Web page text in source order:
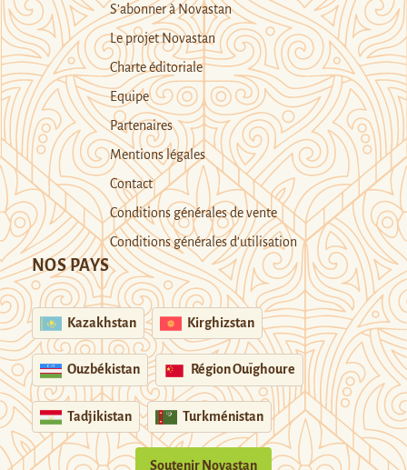
S’abonner à Novastan
Le projet Novastan
Charte éditoriale
Equipe
Partenaires
Mentions légales
Contact
Conditions générales de vente
Conditions générales d’utilisation
NOS PAYS
Kazakhstan Kirghizstan
Ouzbékistan Région Ouïghoure
Tadjikistan Turkménistan
Soutenir Novastan